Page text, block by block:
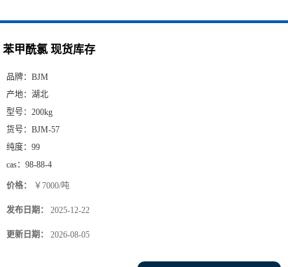
苯甲酰氯 现货库存
品牌： BJM
产地： 湖北
型号： 200kg
货号： BJM-57
纯度： 99
cas： 98-88-4
价格： ￥7000/吨
发布日期： 2025-12-22
更新日期： 2026-08-05